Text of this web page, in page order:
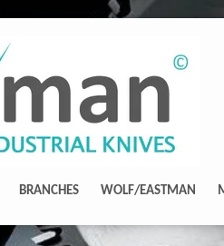
BRANCHES WOLF/EASTMAN